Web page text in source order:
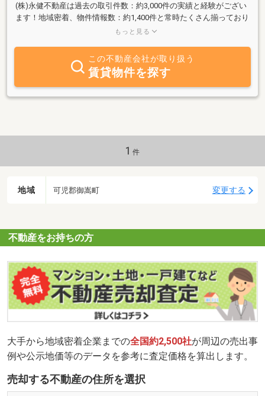
(株)永健不動産は過去の取引件数：約3,000件の実績と経験がござい
ます！地域密着、物件情報数：約1,400件と常時たくさん揃っており
ます。業界37年以上のベテランスタッフ達で、お客様をしっかりと
ん、新しい生活の夢や希望などもお聞かせください！親身になって
アドバイスいたします。■また、弊社では土地・建物の買取も積極
的に行っております。古い家でも、荷物が残っていても大丈夫です
よ。早期に売却・換金が必要と言った事情にもお応え致します。高
価買取・現金買取・親切丁寧です。どうぞお気軽にご相談くださ
す。・永健不動産ホームページ⇒http://www.eiken-real.jp★当社ブロ
グでは、物件の事はもちろん、美味しい地域情報などもユルく発信
もっと見る
この不動産会社が取り扱う
賃貸物件を探す
1 件
地域 可児郡御嵩町 変更する
不動産をお持ちの方
大手から地域密着企業までの全国約2,500社が周辺の売出事
例や公示地価等のデータを参考に査定価格を算出します。
売却する不動産の住所を選択